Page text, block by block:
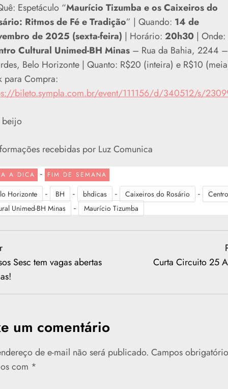
Espetáculo “Maurício Tizumba e os Caixeiros do
Ritmos de Fé e Tradição” | Quando: 14 de
de 2025 (sexta-feira) | Horário: 20h30| Onde:
Cultural Unimed-BH Minas– Rua da Bahia, 2244 –
Belo Horizonte | Quanto: R$20 (inteira) e R$10
para Compra:
bileto.sympla.com.br/event/111156/d/340512/s/
beijo
recebidas por Luz Comunica
A DICA - FIM DE SEMANA
Horizonte - BH - bhdicas - Caixeiros do Rosário -
Centro
Unimed-BH Minas
- Maurício Tizumba
Sesc tem vagas abertas
Curta Circuito 25
um comentário
de e-mail não será publicado. Campos
com *